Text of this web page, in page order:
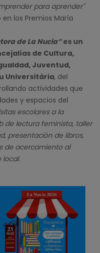
para aprender"
los Premios María
de La Nucía”es un
de Cultura,
Juventud,
Universitària, del
actividades que
y espacios del
escolares a la
de lectura feminista, taller
presentación de libros,
de acercamiento al
local.